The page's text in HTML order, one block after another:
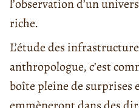
l’observation d’un
riche.
L’étude des
anthropologue, c’est
boîte pleine de surprises